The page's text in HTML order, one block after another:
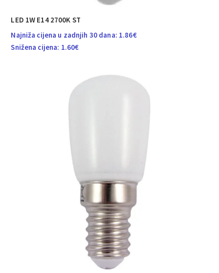
LED 1W E14 2700K ST
Najniža cijena u zadnjih 30 dana: 1.86€
Snižena cijena: 1.60€